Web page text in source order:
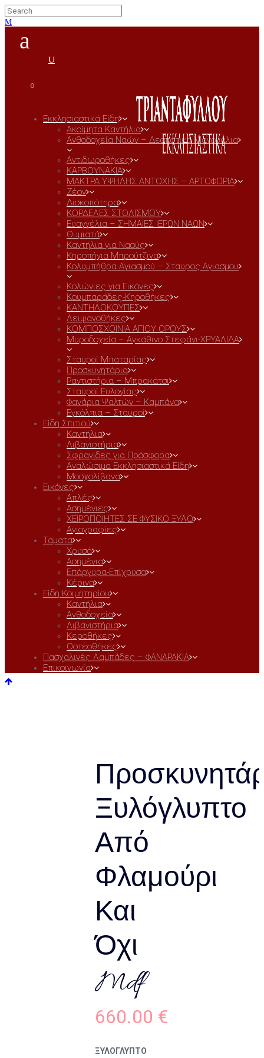
0
Εκκλησιαστικά Είδη
Ακοίμητα Καντήλια
Ανθοδοχεία Ναών – Δεσποτικά Μανουάλια
Αντιδωροθήκες
ΚΑΡΒΟΥΝΑΚΙΑ
ΜΑΚΤΡΑ ΥΨΗΛΗΣ ΑΝΤΟΧΗΣ – ΑΡΤΟΦΟΡΙΑ
Ζέον
Δισκοπότηρα
ΚΟΡΔΕΛΕΣ ΣΤΟΛΙΣΜΟΥ
Ευαγγέλια – ΣΗΜΑΙΕΣ ΙΕΡΩΝ ΝΑΩΝ
Θυμιατά
Καντήλια για Ναούς
Κηροπήγια Μπρούτζινα
Κολυμπήθρα Αγιασμού – Σταυρος Αγιασμου
Κολώνιες για Εικόνες
Κουμπαράδες-Κηροθήκες
ΚΑΝΤΗΛΟΚΟΥΠΕΣ
Λειψανοθήκες
ΚΟΜΠΟΣΧΟΙΝΙΑ ΑΓΙΟΥ ΟΡΟΥΣ
Μυροδοχεία – Αγκάθινο Στεφάνι-ΧΡΥΑΛΙΔΑ
Σταυροί Μπαταρίας
Προσκυνητάρια
Ραντιστήρια – Μπρακάτσι
Σταυροί Ευλογίας
Φανάρια Ψαλτών – Καμπάνα
Εγκόλπια – Σταυροί
Είδη Σπιτιού
Καντήλια
Λιβανιστήρια
Σφραγίδες για Πρόσφορα
Αναλώσιμα Εκκλησιαστικά Είδη
Μοσχολίβανα
Εικόνες
Απλές
Ασημένιες
ΧΕΙΡΟΠΟΙΗΤΕΣ ΣΕ ΦΥΣΙΚΟ ΞΥΛΟ
Αγιογραφίες
Τάματα
Χρυσά
Ασημένια
Επάργυρα-Επίχρυσα
Κέρινα
Είδη Κοιμητηρίου
Καντήλια
Ανθοδοχεία
Λιβανιστήρια
Κεροθήκες
Οστεοθήκες
Πασχαλινές Λαμπάδες – ΦΑΝΑΡΑΚΙΑ
Επικοινωνία
Ξυλόγλυπτο
Από
Φλαμούρι
Και
Όχι
Mdf
660.00 €
ΞΥΛΟΓΛΥΠΤΟ